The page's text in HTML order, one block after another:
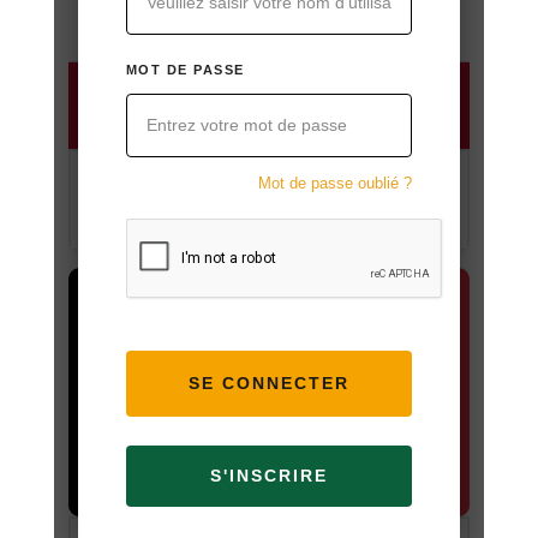
MOT DE PASSE
Mot de passe oublié ?
S'INSCRIRE
Connaître la nation - Autriche